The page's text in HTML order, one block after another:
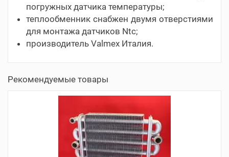
погружных датчика температуры;
теплообменник снабжен двумя отверстиями
для монтажа датчиков Ntc;
производитель Valmex Италия.
Рекомендуемые товары